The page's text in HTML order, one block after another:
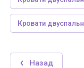
Кровати
Назад